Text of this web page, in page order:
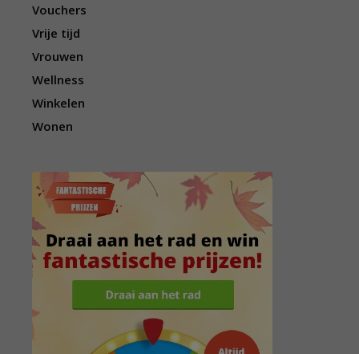
Vouchers
Vrije tijd
Vrouwen
Wellness
Winkelen
Wonen